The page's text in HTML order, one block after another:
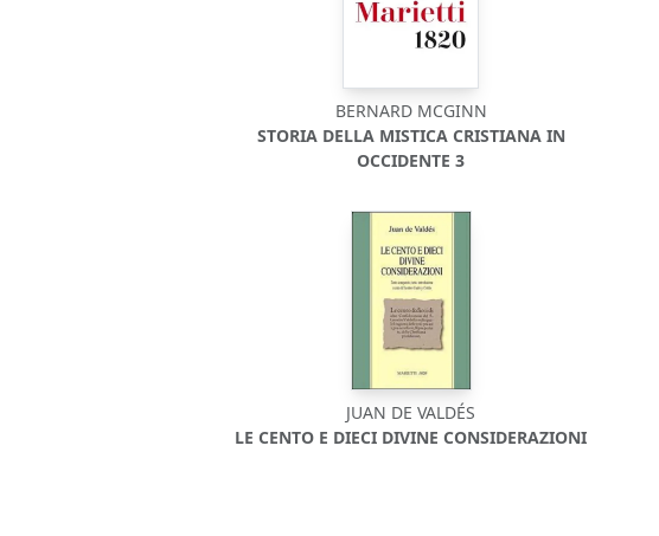
BERNARD MCGINN
STORIA DELLA MISTICA CRISTIANA IN
OCCIDENTE 3
JUAN DE VALDÉS
LE CENTO E DIECI DIVINE CONSIDERAZIONI